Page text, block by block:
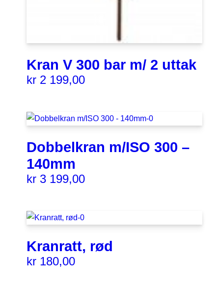
Kran V 300 bar m/ 2 uttak
kr 2 199,00
Dobbelkran m/ISO 300 –
140mm
kr 3 199,00
Kranratt, rød
kr 180,00